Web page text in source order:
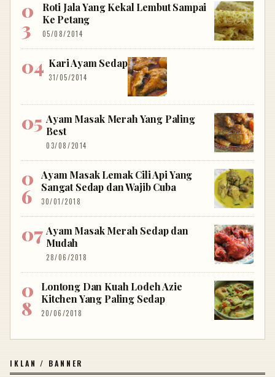
Roti Jala Yang Kekal Lembut Sampai
Ke Petang
05/08/2014
Kari Ayam Sedap
31/05/2014
Ayam Masak Merah Yang Paling
Best
03/08/2014
Ayam Masak Lemak Cili Api Yang
Sangat Sedap dan Wajib Cuba
30/01/2018
Ayam Masak Merah Sedap dan
Mudah
28/06/2018
Lontong Dan Kuah Lodeh Azie
Kitchen Yang Paling Sedap
20/06/2018
IKLAN / BANNER